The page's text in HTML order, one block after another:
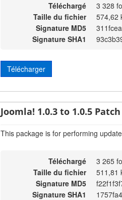
Téléchargé
3 328
Taille du fichier
574,62
Signature MD5
Signature SHA1
Télécharger
Joomla! 1.0.3 to 1.0.5
This package is for performing
Téléchargé
3 265
Taille du fichier
511,81
Signature MD5
Signature SHA1